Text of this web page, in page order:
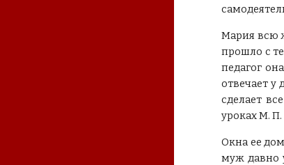
Мария всю
прошло с
педагог
отвечает у
сделает
уроках М.
Окна ее
муж давно